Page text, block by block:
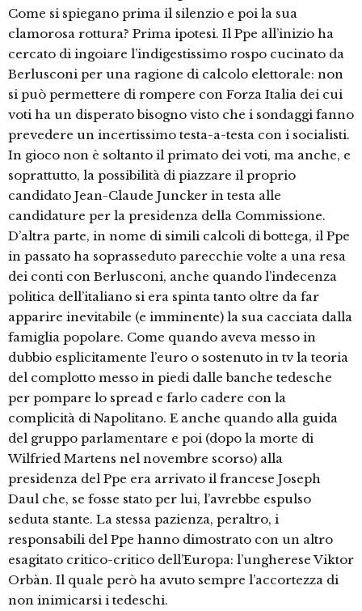
Come si spiegano prima il silenzio e poi la sua
clamorosa rottura? Prima ipotesi. Il Ppe all’inizio ha
cercato di ingoiare l’indigestissimo rospo cucinato da
Berlusconi per una ragione di calcolo elettorale: non
si può permettere di rompere con Forza Italia dei cui
voti ha un disperato bisogno visto che i sondaggi fanno
prevedere un incertissimo testa-a-testa con i socialisti.
In gioco non è soltanto il primato dei voti, ma anche, e
soprattutto, la possibilità di piazzare il proprio
candidato Jean-Claude Juncker in testa alle
candidature per la presidenza della Commissione.
D’altra parte, in nome di simili calcoli di bottega, il Ppe
in passato ha soprasseduto parecchie volte a una resa
dei conti con Berlusconi, anche quando l’indecenza
politica dell’italiano si era spinta tanto oltre da far
apparire inevitabile (e imminente) la sua cacciata dalla
famiglia popolare. Come quando aveva messo in
dubbio esplicitamente l’euro o sostenuto in tv la teoria
del complotto messo in piedi dalle banche tedesche
per pompare lo spread e farlo cadere con la
complicità di Napolitano. E anche quando alla guida
del gruppo parlamentare e poi (dopo la morte di
Wilfried Martens nel novembre scorso) alla
presidenza del Ppe era arrivato il francese Joseph
Daul che, se fosse stato per lui, l’avrebbe espulso
seduta stante. La stessa pazienza, peraltro, i
responsabili del Ppe hanno dimostrato con un altro
esagitato critico-critico dell’Europa: l’ungherese Viktor
Orbàn. Il quale però ha avuto sempre l’accortezza di
non inimicarsi i tedeschi.